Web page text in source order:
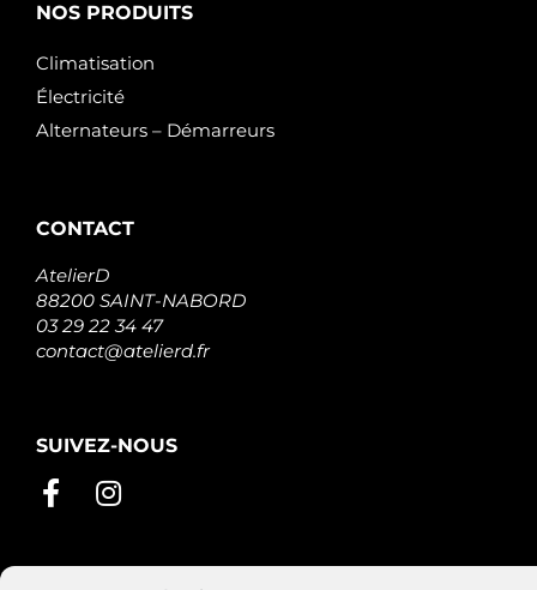
NOS PRODUITS
Climatisation
Électricité
Alternateurs – Démarreurs
CONTACT
AtelierD
88200 SAINT-NABORD
03 29 22 34 47
contact@atelierd.fr
SUIVEZ-NOUS